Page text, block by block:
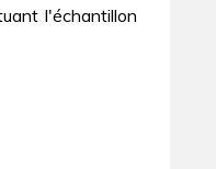
l'échantillon